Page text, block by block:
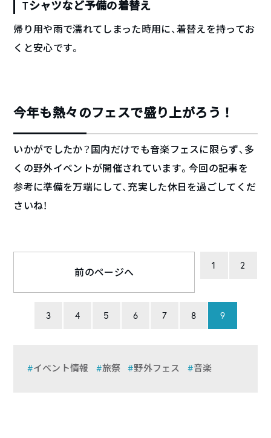
Tシャツなど予備の着替え
帰り用や雨で濡れてしまった時用に、着替えを持ってお
くと安心です。
今年も熱々のフェスで盛り上がろう！
いかがでしたか？国内だけでも音楽フェスに限らず、多
くの野外イベントが開催されています。今回の記事を
参考に準備を万端にして、充実した休日を過ごしてくだ
さいね！
前のページへ
1 2
3 4 5 6 7 8 9
イベント情報 旅祭 野外フェス 音楽